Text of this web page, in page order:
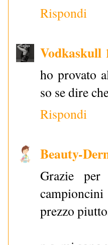
Rispondi
Vodkaskull
ho provato
so se dire
Rispondi
Beauty-
Grazie
prezzo